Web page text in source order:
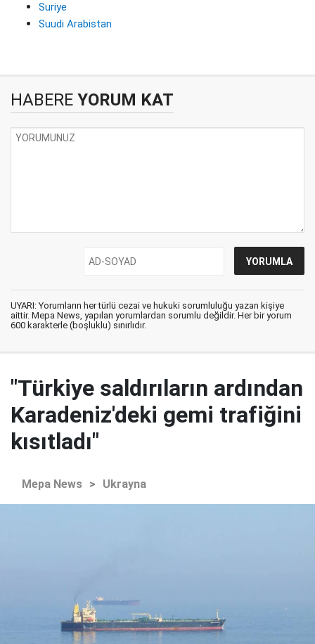
Suriye
Suudi Arabistan
HABERE YORUM KAT
UYARI: Yorumların her türlü cezai ve hukuki sorumluluğu yazan kişiye
aittir. Mepa News, yapılan yorumlardan sorumlu değildir. Her bir yorum
600 karakterle (boşluklu) sınırlıdır.
"Türkiye saldırıların ardından
Karadeniz'deki gemi trafiğini
kısıtladı"
Mepa News > Ukrayna